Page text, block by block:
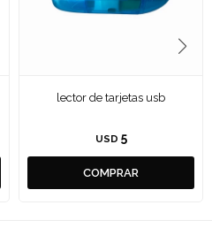
lector de tarjetas usb
USD 5